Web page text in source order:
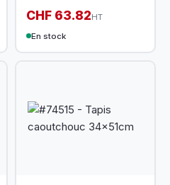
CHF 63.82HT
En stock